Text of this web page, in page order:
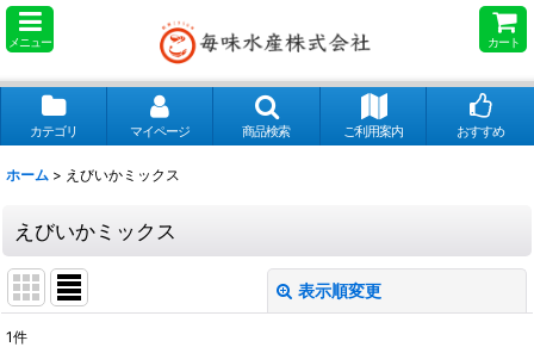
メニュー カート
カテゴリ マイページ 商品検索 ご利用案内 おすすめ
ホーム > えびいかミックス
えびいかミックス
表示順変更
1件